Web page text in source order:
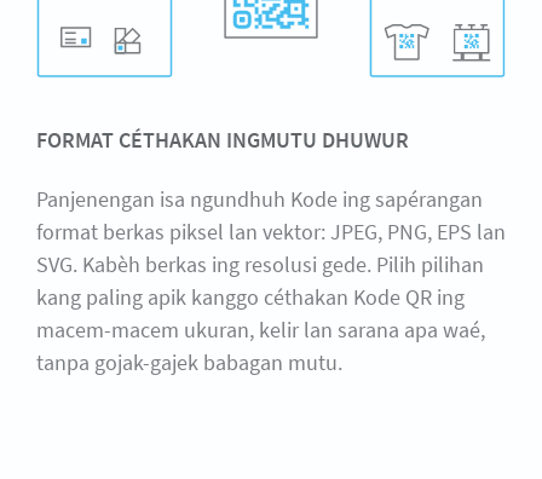
FORMAT CÉTHAKAN INGMUTU DHUWUR
Panjenengan isa ngundhuh Kode ing sapérangan
format berkas piksel lan vektor: JPEG, PNG, EPS lan
SVG. Kabèh berkas ing resolusi gede. Pilih pilihan
kang paling apik kanggo céthakan Kode QR ing
macem-macem ukuran, kelir lan sarana apa waé,
tanpa gojak-gajek babagan mutu.